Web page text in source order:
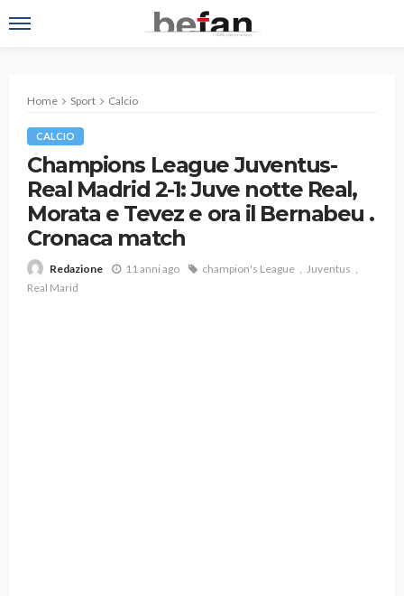
Home Sport Calcio
CALCIO
Champions League Juventus-
Real Madrid 2-1: Juve notte Real,
Morata e Tevez e ora il Bernabeu .
Cronaca match
Redazione 11 anni ago champion's League
Juventus
Real Marid